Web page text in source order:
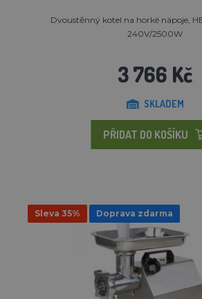
Dvoustěnný kotel na horké nápoje,
240V/2500W
3 766 Kč
SKLADEM
PŘIDAT DO KOŠÍKU
Sleva 35% Doprava zdarma